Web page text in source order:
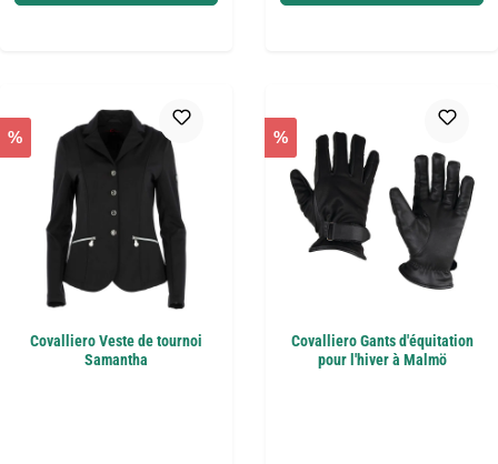
%
Covalliero Veste de tournoi
Samantha
%
Covalliero Gants d'équitation
pour l'hiver à Malmö